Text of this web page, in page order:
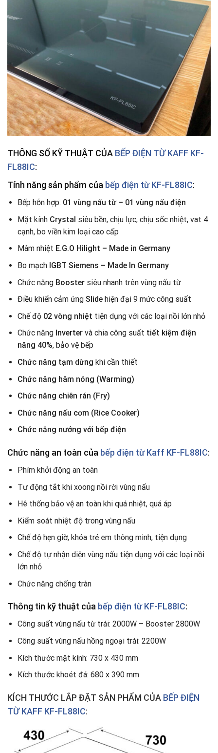
THÔNG SỐ KỸ THUẬT CỦA BẾP ĐIỆN TỪ KAFF KF-
FL88IC:
Tính năng sản phẩm của bếp điện từ KF-FL88IC:
Bếp hỗn hợp: 01 vùng nấu từ – 01 vùng nấu điện
Mặt kính Crystal siêu bền, chịu lực, chịu sốc nhiệt, vat 4
cạnh, bo viền kim loại cao cấp
Mâm nhiệt E.G.O Hilight – Made in Germany
Bo mạch IGBT Siemens – Made In Germany
Chức năng Boostersiêu nhanh trên vùng nấu từ
Điều khiển cảm ứng Slidehiện đại 9 mức công suất
Chế độ 02 vòng nhiệt tiện dụng với các loại nồi lớn nhỏ
Chức năngInvertervà chia công suất tiết kiệm điện
năng 40%, bảo vệ bếp
Chức năng tạm dừng khi cần thiết
Chức năng hâm nóng (Warming)
Chức năng chiên rán (Fry)
Chức năng nấu cơm (Rice Cooker)
Chức năng nướng với bếp điện
Chức năng an toàn của bếp điện từ Kaff KF-FL88IC:
Phím khởi động an toàn
Tư động tắt khi xoong nồi rời vùng nấu
Hê thống bảo vệ an toàn khi quá nhiệt, quá áp
Kiểm soát nhiệt độ trong vùng nấu
Chế độ hẹn giờ, khóa trẻ em thông minh, tiện dụng
Chế độ tự nhận diện vùng nấu tiện dụng với các loại nồi
lớn nhỏ
Chức năng chống tràn
Thông tin kỹ thuật của bếp điện từ KF-FL88IC:
Công suất vùng nấu từ trái: 2000W – Booster 2800W
Công suất vùng nấu hồng ngoại trái: 2200W
Kích thước mặt kính: 730 x 430 mm
Kích thước khoét đá: 680 x 390 mm
KÍCH THƯỚC LẮP ĐẶT SẢN PHẨM CỦA BẾP ĐIỆN
TỪ KAFF KF-FL88IC: